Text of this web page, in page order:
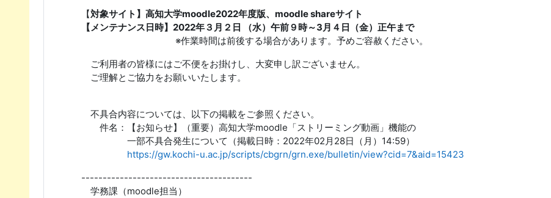
【対象サイト】高知大学moodle2022年度版、moodle shareサイト
【メンテナンス日時】2022年３月２日 （水）午前９時～3月４日（金）正午まで
※作業時間は前後する場合があります。予めご容赦ください。
ご利用者の皆様にはご不便をお掛けし、大変申し訳ございません。
ご理解とご協力をお願いいたします。
不具合内容については、以下の掲載をご参照ください。
件名：【お知らせ】（重要）高知大学moodle「ストリーミング動画」機能の
一部不具合発生について（掲載日時：2022年02月28日（月）14:59）
https://gw.kochi-u.ac.jp/scripts/cbgrn/grn.exe/bulletin/view?cid=7&aid=15423
----------------------------------------
学務課（moodle担当）